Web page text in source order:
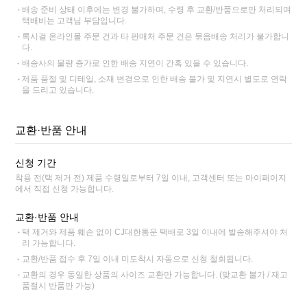
배송 준비 상태 이후에는 변경 불가하며, 수령 후 교환/반품으로만 처리되며
택배비는 고객님 부담입니다.
록시걸 온라인몰 주문 건과 타 판매처 주문 건은 묶음배송 처리가 불가합니
다.
배송사의 물량 증가로 인한 배송 지연이 간혹 있을 수 있습니다.
제품 품절 및 디테일, 소재 변경으로 인한 배송 불가 및 지연시 별도로 연락
을 드리고 있습니다.
교환·반품 안내
신청 기간
착용 전(택 제거 전) 제품 수령일로부터 7일 이내, 고객센터 또는 마이페이지
에서 직접 신청 가능합니다.
교환·반품 안내
택 제거와 제품 훼손 없이 CJ대한통운 택배로 3일 이내에 발송해주셔야 처
리 가능합니다.
교환/반품 접수 후 7일 이내 미도착시 자동으로 신청 철회됩니다.
교환의 경우 동일한 상품의 사이즈 교환만 가능합니다. (맞교환 불가 / 재고
품절시 반품만 가능)